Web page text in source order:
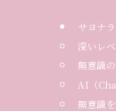
サヨナ
深いレ
無意識
AI（
無意識